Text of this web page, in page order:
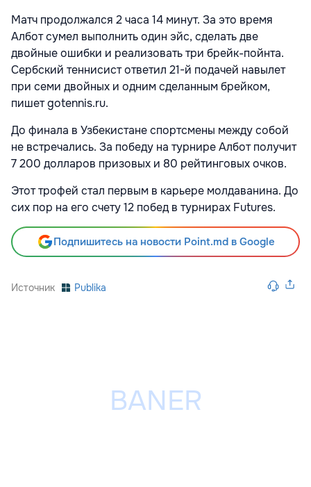
Матч продолжался 2 часа 14 минут. За это время
Албот сумел выполнить один эйс, сделать две
двойные ошибки и реализовать три брейк-пойнта.
Сербский теннисист ответил 21-й подачей навылет
при семи двойных и одним сделанным брейком,
пишет gotennis.ru.
До финала в Узбекистане спортсмены между собой
не встречались. За победу на турнире Албот получит
7 200 долларов призовых и 80 рейтинговых очков.
Этот трофей стал первым в карьере молдаванина. До
сих пор на его счету 12 побед в турнирах Futures.
Подпишитесь на новости Point.md в Google
Источник Publika